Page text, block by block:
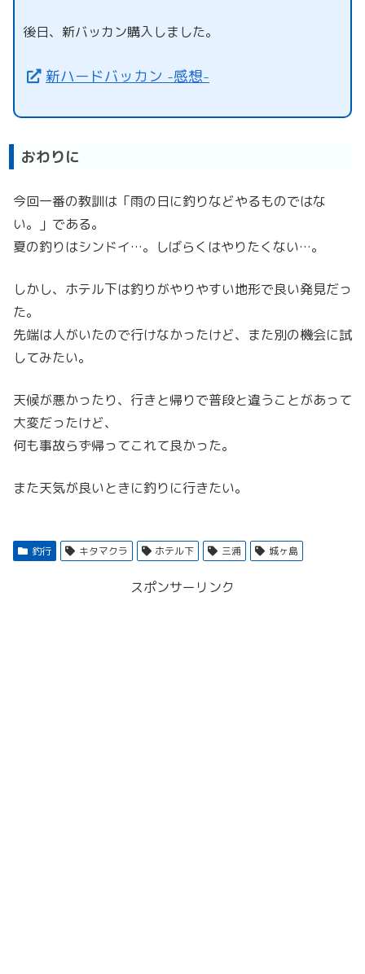
後日、新バッカン購入しました。
新ハードバッカン -感想-
おわりに
今回一番の教訓は「雨の日に釣りなどやるものではな
い。」である。
夏の釣りはシンドイ…。しばらくはやりたくない…。
しかし、ホテル下は釣りがやりやすい地形で良い発見だっ
た。
先端は人がいたので行けなかったけど、また別の機会に試
してみたい。
天候が悪かったり、行きと帰りで普段と違うことがあって
大変だったけど、
何も事故らず帰ってこれて良かった。
また天気が良いときに釣りに行きたい。
釣行 キタマクラ ホテル下 三浦 城ヶ島
スポンサーリンク